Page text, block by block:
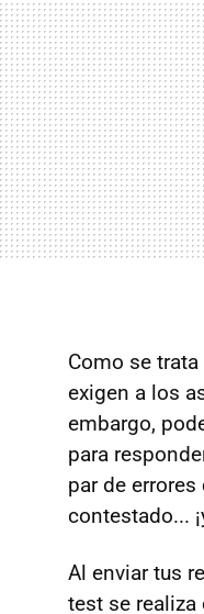
Como se
exigen a los
embargo,
para
par de
contestado...
Al enviar tus
test se